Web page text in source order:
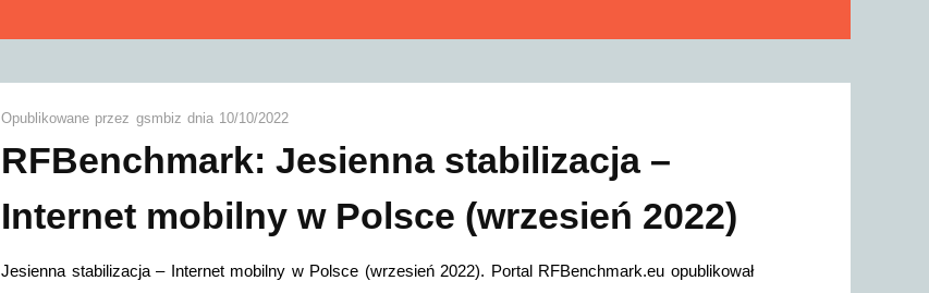
Opublikowane przez gsmbiz dnia 10/10/2022
RFBenchmark: Jesienna stabilizacja –
Internet mobilny w Polsce (wrzesień 2022)
Jesienna stabilizacja – Internet mobilny w Polsce (wrzesień 2022). Portal RFBenchmark.eu opublikował